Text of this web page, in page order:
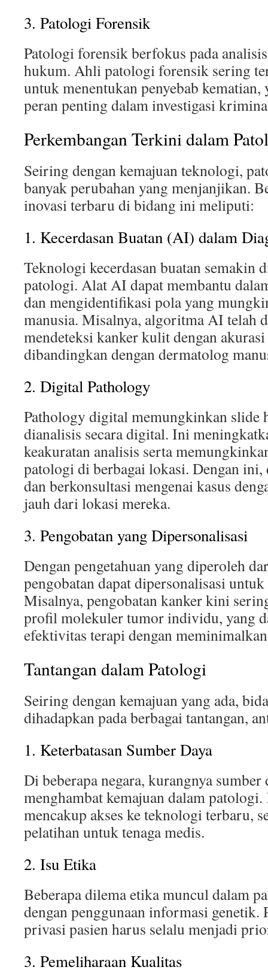
3. Patologi Forensik
Patologi forensik berfokus pada
hukum. Ahli patologi forensik sering
untuk menentukan penyebab kematian,
peran penting dalam investigasi
Perkembangan Terkini dalam
Seiring dengan kemajuan teknologi,
banyak perubahan yang menjanjikan.
inovasi terbaru di bidang ini meliputi:
1. Kecerdasan Buatan (AI) dalam
Teknologi kecerdasan buatan semakin
patologi. Alat AI dapat membantu
dan mengidentifikasi pola yang
manusia. Misalnya, algoritma AI telah
mendeteksi kanker kulit dengan
dibandingkan dengan dermatolog
2. Digital Pathology
Pathology digital memungkinkan slide
dianalisis secara digital. Ini
keakuratan analisis serta
patologi di berbagai lokasi. Dengan ini,
dan berkonsultasi mengenai kasus
jauh dari lokasi mereka.
3. Pengobatan yang Dipersonalisasi
Dengan pengetahuan yang diperoleh
pengobatan dapat dipersonalisasi
Misalnya, pengobatan kanker kini
profil molekuler tumor individu, yang
efektivitas terapi dengan
Tantangan dalam Patologi
Seiring dengan kemajuan yang ada,
dihadapkan pada berbagai tantangan,
1. Keterbatasan Sumber Daya
Di beberapa negara, kurangnya sumber
menghambat kemajuan dalam
mencakup akses ke teknologi terbaru,
pelatihan untuk tenaga medis.
2. Isu Etika
Beberapa dilema etika muncul dalam
dengan penggunaan informasi genetik.
privasi pasien harus selalu menjadi
3. Pemeliharaan Kualitas